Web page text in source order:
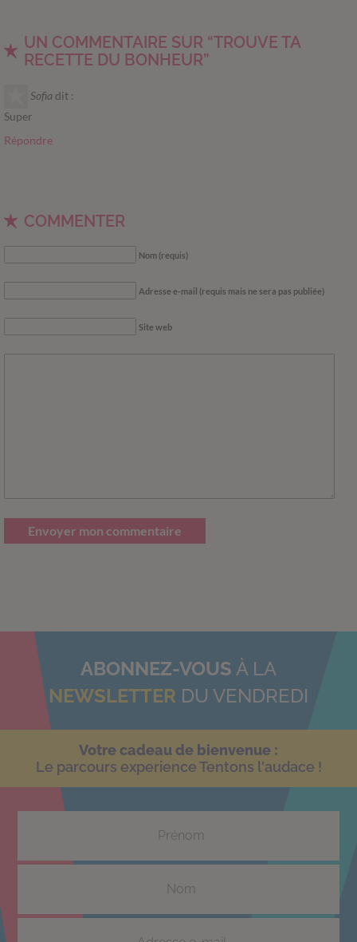
UN COMMENTAIRE SUR “TROUVE TA
RECETTE DU BONHEUR”
Sofia dit :
Super
Répondre
COMMENTER
Nom (requis)
Adresse e-mail (requis mais ne sera pas publiée)
Site web
Envoyer mon commentaire
ABONNEZ-VOUS À LA
NEWSLETTER DU VENDREDI
Votre cadeau de bienvenue :
Le parcours experience Tentons l'audace !